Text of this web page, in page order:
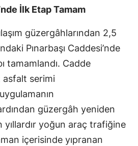
İlk Etap Tamam
güzergâhlarından 2,5
Pınarbaşı Caddesi’nde
tamamlandı. Cadde
serimi
güzergâh yeniden
yıllardır yoğun araç trafiğine
içerisinde yıpranan